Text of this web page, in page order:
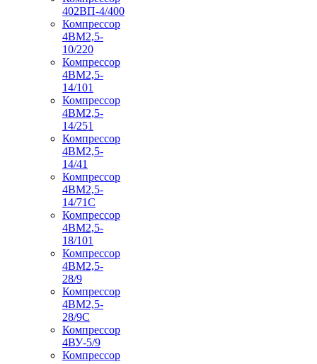
402ВП-4/400
Компрессор
4ВМ2,5-
10/220
Компрессор
4ВМ2,5-
14/101
Компрессор
4ВМ2,5-
14/251
Компрессор
4ВМ2,5-
14/41
Компрессор
4ВМ2,5-
14/71C
Компрессор
4ВМ2,5-
18/101
Компрессор
4ВМ2,5-
28/9
Компрессор
4ВМ2,5-
28/9С
Компрессор
4ВУ-5/9
Компрессор